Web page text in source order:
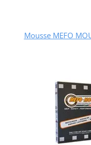
Mousse MEFO